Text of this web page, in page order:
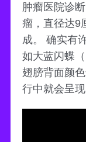
肿瘤医院诊
瘤，直径达9
成。 确实有
如大蓝闪蝶
翅膀背面颜
行中就会呈现